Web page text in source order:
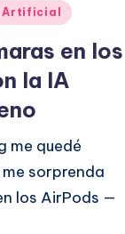
Artificial
en los
la IA
me quedé
sorprenda
los AirPods —